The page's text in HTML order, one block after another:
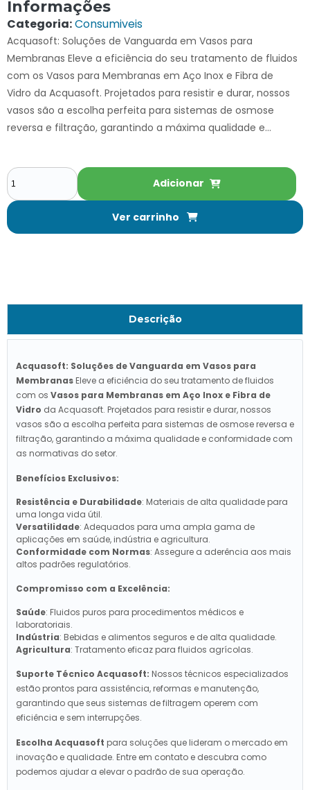
Informações
Categoria:Consumiveis
Acquasoft: Soluções de Vanguarda em Vasos para
Membranas Eleve a eficiência do seu tratamento de fluidos
com os Vasos para Membranas em Aço Inox e Fibra de
Vidro da Acquasoft. Projetados para resistir e durar, nossos
vasos são a escolha perfeita para sistemas de osmose
reversa e filtração, garantindo a máxima qualidade e...
Adicionar
Ver carrinho
Descrição
Acquasoft: Soluções de Vanguarda em Vasos para
Membranas Eleve a eficiência do seu tratamento de fluidos
com os Vasos para Membranas em Aço Inox e Fibra de
Vidro da Acquasoft. Projetados para resistir e durar, nossos
vasos são a escolha perfeita para sistemas de osmose reversa e
filtração, garantindo a máxima qualidade e conformidade com
as normativas do setor.
Benefícios Exclusivos:
Resistência e Durabilidade: Materiais de alta qualidade para
uma longa vida útil.
Versatilidade: Adequados para uma ampla gama de
aplicações em saúde, indústria e agricultura.
Conformidade com Normas: Assegure a aderência aos mais
altos padrões regulatórios.
Compromisso com a Excelência:
Saúde: Fluidos puros para procedimentos médicos e
laboratoriais.
Indústria: Bebidas e alimentos seguros e de alta qualidade.
Agricultura: Tratamento eficaz para fluidos agrícolas.
Suporte Técnico Acquasoft: Nossos técnicos especializados
estão prontos para assistência, reformas e manutenção,
garantindo que seus sistemas de filtragem operem com
eficiência e sem interrupções.
Escolha Acquasoft para soluções que lideram o mercado em
inovação e qualidade. Entre em contato e descubra como
podemos ajudar a elevar o padrão de sua operação.